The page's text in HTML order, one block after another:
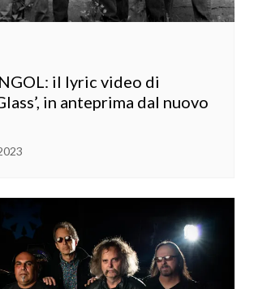
il lyric video di
in anteprima dal nuovo